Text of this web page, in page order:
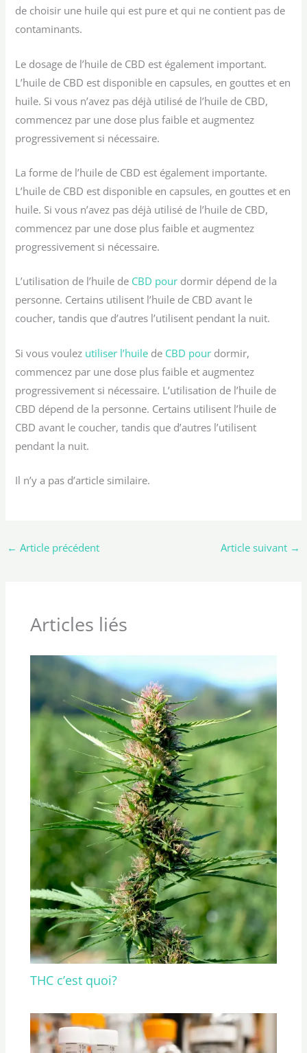
de choisir une huile qui est pure et qui ne contient pas de
contaminants.
Le dosage de l’huile de CBD est également important.
L’huile de CBD est disponible en capsules, en gouttes et en
huile. Si vous n’avez pas déjà utilisé de l’huile de CBD,
commencez par une dose plus faible et augmentez
progressivement si nécessaire.
La forme de l’huile de CBD est également importante.
L’huile de CBD est disponible en capsules, en gouttes et en
huile. Si vous n’avez pas déjà utilisé de l’huile de CBD,
commencez par une dose plus faible et augmentez
progressivement si nécessaire.
L’utilisation de l’huile de CBD pour dormir dépend de la
personne. Certains utilisent l’huile de CBD avant le
coucher, tandis que d’autres l’utilisent pendant la nuit.
Si vous voulez utiliser l’huile de CBD pour dormir,
commencez par une dose plus faible et augmentez
progressivement si nécessaire. L’utilisation de l’huile de
CBD dépend de la personne. Certains utilisent l’huile de
CBD avant le coucher, tandis que d’autres l’utilisent
pendant la nuit.
Il n’y a pas d’article similaire.
← Article précédent Article suivant →
Articles liés
THC c’est quoi?